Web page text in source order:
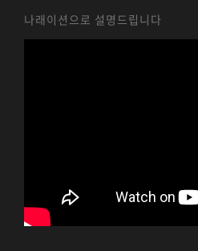
나래이션으로 설명드립니다